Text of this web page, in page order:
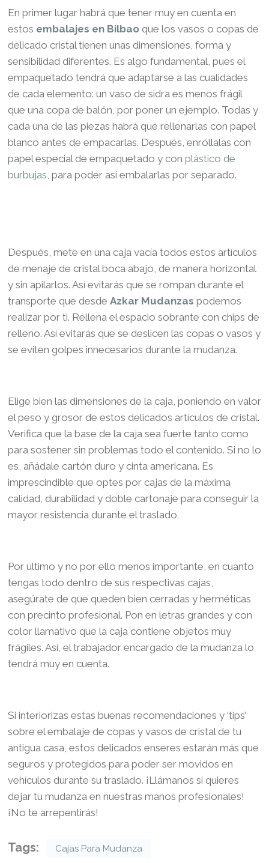
En primer lugar habrá que tener muy en cuenta en
estos embalajes en Bilbaoque los vasos o copas de
delicado cristal tienen unas dimensiones, forma y
sensibilidad diferentes. Es algo fundamental, pues el
empaquetado tendrá que adaptarse a las cualidades
de cada elemento: un vaso de sidra es menos frágil
que una copa de balón, por poner un ejemplo. Todas y
cada una de las piezas habrá que rellenarlas con papel
blanco antes de empacarlas. Después, enróllalas con
papel especial de empaquetado y con plástico de
burbujas, para poder así embalarlas por separado.
Después, mete en una caja vacía todos estos artículos
de menaje de cristal boca abajo, de manera horizontal
y sin apilarlos. Así evitarás que se rompan durante el
transporte que desde Azkar Mudanzas podemos
realizar por ti. Rellena el espacio sobrante con chips de
relleno. Así evitarás que se deslicen las copas o vasos y
se eviten golpes innecesarios durante la mudanza.
Elige bien las dimensiones de la caja, poniendo en valor
el peso y grosor de estos delicados artículos de cristal.
Verifica que la base de la caja sea fuerte tanto como
para sostener sin problemas todo el contenido. Si no lo
es, añádale cartón duro y cinta americana. Es
imprescindible que optes por cajas de la máxima
calidad, durabilidad y doble cartonaje para conseguir la
mayor resistencia durante el traslado.
Por último y no por ello menos importante, en cuanto
tengas todo dentro de sus respectivas cajas,
asegúrate de que queden bien cerradas y herméticas
con precinto profesional. Pon en letras grandes y con
color llamativo que la caja contiene objetos muy
frágiles. Así, el trabajador encargado de la mudanza lo
tendrá muy en cuenta.
Si interiorizas estas buenas recomendaciones y ‘tips’
sobre el embalaje de copas y vasos de cristal de tu
antigua casa, estos delicados enseres estarán más que
seguros y protegidos para poder ser movidos en
vehículos durante su traslado. ¡Llámanos si quieres
dejar tu mudanza en nuestras manos profesionales!
¡No te arrepentirás!
Tags: Cajas Para Mudanza